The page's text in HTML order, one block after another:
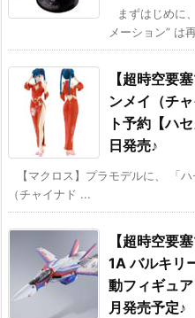
まずはじめに
メーション” は
【超時空要
ンメイ（チ
ト予約【ハ
日発売♪
【マクロス】プラモデルに、 「
（チャイナド ...
【超時空要
1A バルキリ
動フィギュ
月発売予定♪